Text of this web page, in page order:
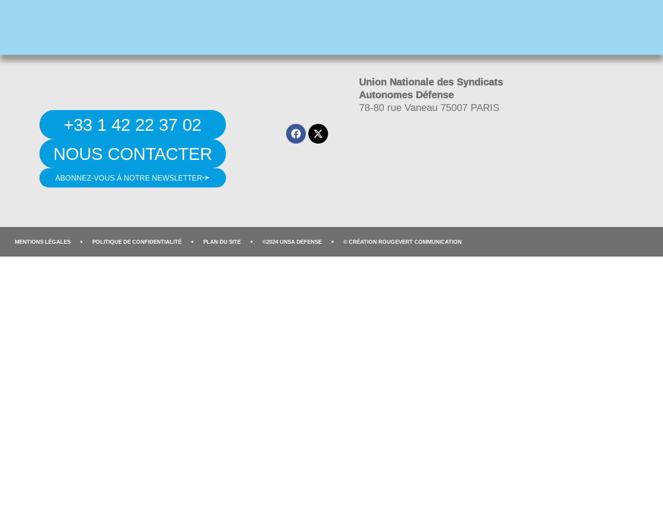
+33 1 42 22 37 02
NOUS CONTACTER
ABONNEZ-VOUS À NOTRE NEWSLETTER
Union Nationale des Syndicats
Autonomes Défense
78-80 rue Vaneau 75007 PARIS
MENTIONS LÉGALES POLITIQUE DE CONFIDENTIALITÉ PLAN DU SITE ©2024 UNSA DEFENSE © CRÉATION ROUGEVERT COMMUNICATION